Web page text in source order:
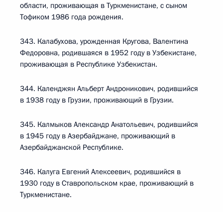
области, проживающая в Туркменистане, с сыном
Тофиком 1986 года рождения.
343. Калабухова, урожденная Кругова, Валентина
Федоровна, родившаяся в 1952 году в Узбекистане,
проживающая в Республике Узбекистан.
344. Календжян Альберт Андроникович, родившийся
в 1938 году в Грузии, проживающий в Грузии.
345. Калмыков Александр Анатольевич, родившийся
в 1945 году в Азербайджане, проживающий в
Азербайджанской Республике.
346. Калуга Евгений Алексеевич, родившийся в
1930 году в Ставропольском крае, проживающий в
Туркменистане.